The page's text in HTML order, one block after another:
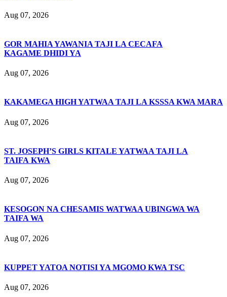
Aug 07, 2026
GOR MAHIA YAWANIA TAJI LA CECAFA
KAGAME DHIDI YA
Aug 07, 2026
KAKAMEGA HIGH YATWAA TAJI LA KSSSA KWA MARA
Aug 07, 2026
ST. JOSEPH’S GIRLS KITALE YATWAA TAJI LA
TAIFA KWA
Aug 07, 2026
KESOGON NA CHESAMIS WATWAA UBINGWA WA
TAIFA WA
Aug 07, 2026
KUPPET YATOA NOTISI YA MGOMO KWA TSC
Aug 07, 2026